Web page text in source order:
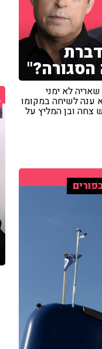
לא ימני
לשיחה במקומו
צחה ובן המליץ על